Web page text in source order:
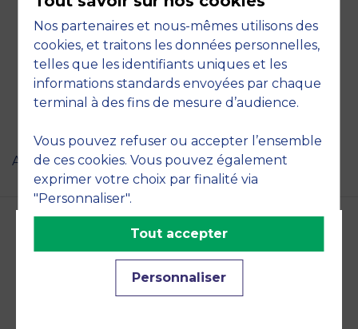
devant l’entrée du campus. L’arrêt est “Hôtel
du Département”.
En bus: La ligne de bus n° 7 passe avec une
fréquence d’un bus toutes les 15 minutes.
Coordonnées GPS : 43.621301, 3.834054 ou
Aucun événement à venir.
Accréditations et
engagements
Nos partenaires et nous-mêmes utilisons des
cookies, et traitons les données personnelles,
telles que les identifiants uniques et les
informations standards envoyées par chaque
terminal à des fins de mesure d’audience.
Vous pouvez refuser ou accepter l’ensemble
de ces cookies. Vous pouvez également
exprimer votre choix par finalité via
"Personnaliser".
Personnaliser
Tout accepter